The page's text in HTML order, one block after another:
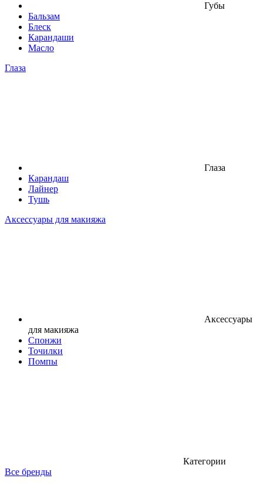
Губы
Бальзам
Блеск
Карандаши
Масло
Глаза
Глаза
Карандаш
Лайнер
Тушь
Аксессуары для макияжа
Аксессуары
для макияжа
Спонжи
Точилки
Помпы
Категории
Все бренды